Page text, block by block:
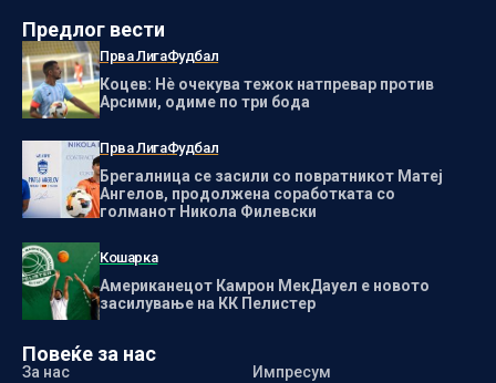
Предлог вести
Прва ЛигаФудбал
Коцев: Нѐ очекува тежок натпревар против
Арсими, одиме по три бода
Прва ЛигаФудбал
Брегалница се засили со повратникот Матеј
Ангелов, продолжена соработката со
голманот Никола Филевски
Кошарка
Американецот Камрон МекДауел е новото
засилување на КК Пелистер
Повеќе за нас
За нас Импресум